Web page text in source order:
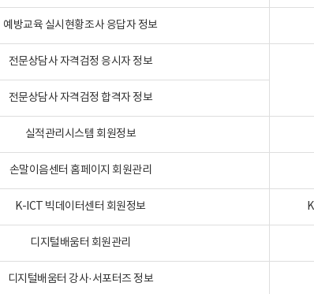
예방교육 실시현황조사 응답자 정보
전문상담사 자격검정 응시자 정보
전문상담사 자격검정 합격자 정보
실적관리시스템 회원정보
손말이음센터 홈페이지 회원관리
K-ICT 빅데이터센터 회원정보
디지털배움터 회원관리
디지털배움터 강사·서포터즈 정보